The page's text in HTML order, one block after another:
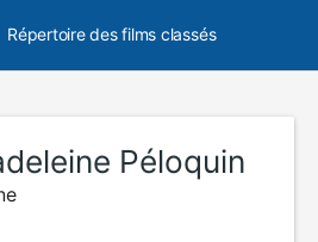
Répertoire des films classés
Péloquin